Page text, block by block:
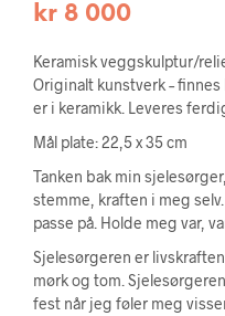
kr 8 000
Keramisk veggskulptur/
Originalt kunstverk –
er i keramikk. Leveres
Mål plate: 22,5 x 35 cm
Tanken bak min
stemme, kraften i meg
passe på. Holde meg var,
Sjelesørgeren er
mørk og tom.
fest når jeg føler meg